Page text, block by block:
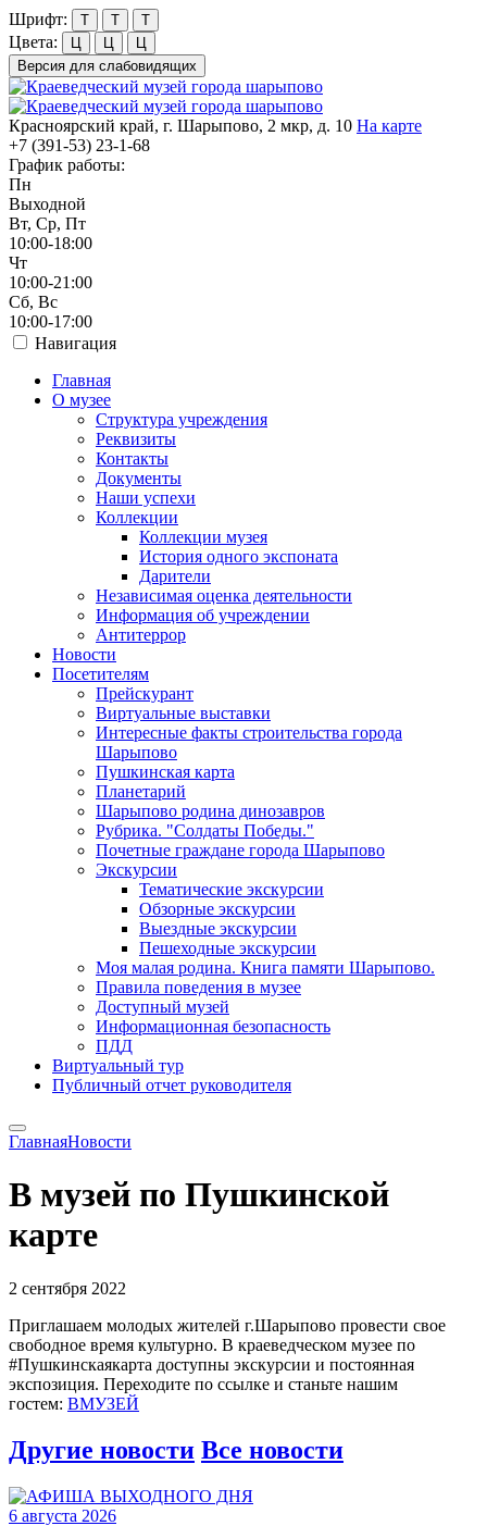
Шрифт: Т Т Т
Цвета: Ц Ц
Ц
Версия для слабовидящих
Красноярский край, г. Шарыпово, 2 мкр, д. 10 На карте
+7 (391-53) 23-1-68
График работы:
Пн
Выходной
Вт, Ср, Пт
10:00-18:00
Чт
10:00-21:00
Сб, Вс
10:00-17:00
Навигация
Главная
О музее
Структура учреждения
Реквизиты
Контакты
Документы
Наши успехи
Коллекции
Коллекции музея
История одного экспоната
Дарители
Независимая оценка деятельности
Информация об учреждении
Антитеррор
Новости
Посетителям
Прейскурант
Виртуальные выставки
Интересные факты строительства города
Шарыпово
Пушкинская карта
Планетарий
Шарыпово родина динозавров
Рубрика. "Солдаты Победы."
Почетные граждане города Шарыпово
Экскурсии
Тематические экскурсии
Обзорные экскурсии
Выездные экскурсии
Пешеходные экскурсии
Моя малая родина. Книга памяти Шарыпово.
Правила поведения в музее
Доступный музей
Информационная безопасность
ПДД
Виртуальный тур
Публичный отчет руководителя
ГлавнаяНовости
В музей по Пушкинской
карте
2 сентября 2022
Приглашаем молодых жителей г.Шарыпово провести свое
свободное время культурно. В краеведческом музее по
#Пушкинскаякарта доступны экскурсии и постоянная
экспозиция. Переходите по ссылке и станьте нашим
гостем: ВМУЗЕЙ
Другие новости Все новости
6 августа 2026